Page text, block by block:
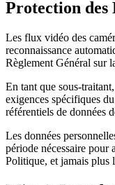
Protection des
Les flux vidéo des
reconnaissance
Règlement Général sur
En tant que sous-
exigences spécifiques
référentiels de données
Les données
période nécessaire pour
Politique, et jamais plus